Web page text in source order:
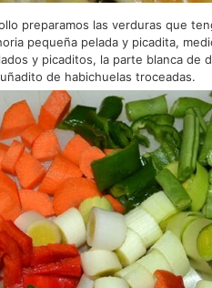
preparamos las verduras que
pequeña pelada y picadita,
y picaditos, la parte blanca de
de habichuelas troceadas.